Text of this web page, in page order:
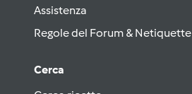
Assistenza
Regole del Forum & Netiquette
Cerca